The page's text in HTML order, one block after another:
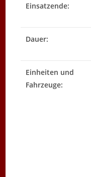
Einsatzende:
Dauer:
Einheiten und
Fahrzeuge: